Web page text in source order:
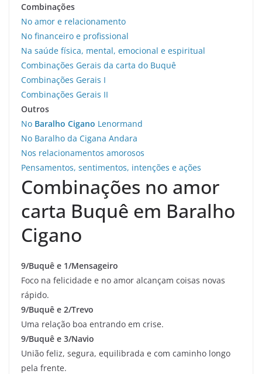
Combinações
No amor e relacionamento
No financeiro e profissional
Na saúde física, mental, emocional e espiritual
Combinações Gerais da carta do Buquê
Combinações Gerais I
Combinações Gerais II
Outros
No Baralho Cigano Lenormand
No Baralho da Cigana Andara
Nos relacionamentos amorosos
Pensamentos, sentimentos, intenções e ações
Combinações no amor
carta Buquê em Baralho
Cigano
9/Buquê e 1/Mensageiro
Foco na felicidade e no amor alcançam coisas novas
rápido.
9/Buquê e 2/Trevo
Uma relação boa entrando em crise.
9/Buquê e 3/Navio
União feliz, segura, equilibrada e com caminho longo
pela frente.